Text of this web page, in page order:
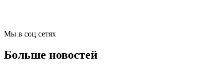
Мы в соц сетях
Больше новостей